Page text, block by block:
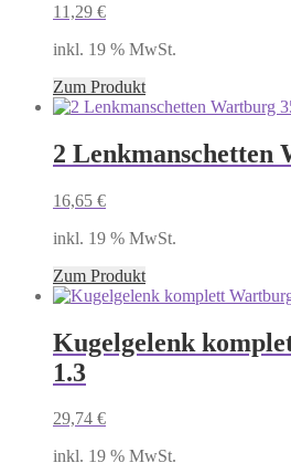
11,29 €
inkl. 19 % MwSt.
Zum Produkt
2 Lenkmanschetten
16,65 €
inkl. 19 % MwSt.
Zum Produkt
Kugelgelenk
1.3
29,74 €
inkl. 19 % MwSt.